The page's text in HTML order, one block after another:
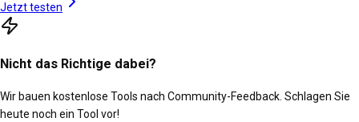
Jetzt testen
Nicht das Richtige dabei?
Wir bauen kostenlose Tools nach Community-Feedback. Schlagen Sie
heute noch ein Tool vor!